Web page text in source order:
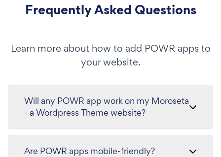
Frequently Asked Questions
Learn more about how to add POWR apps to
your website.
Will any POWR app work on my Moroseta
- a Wordpress Theme website?
Are POWR apps mobile-friendly?